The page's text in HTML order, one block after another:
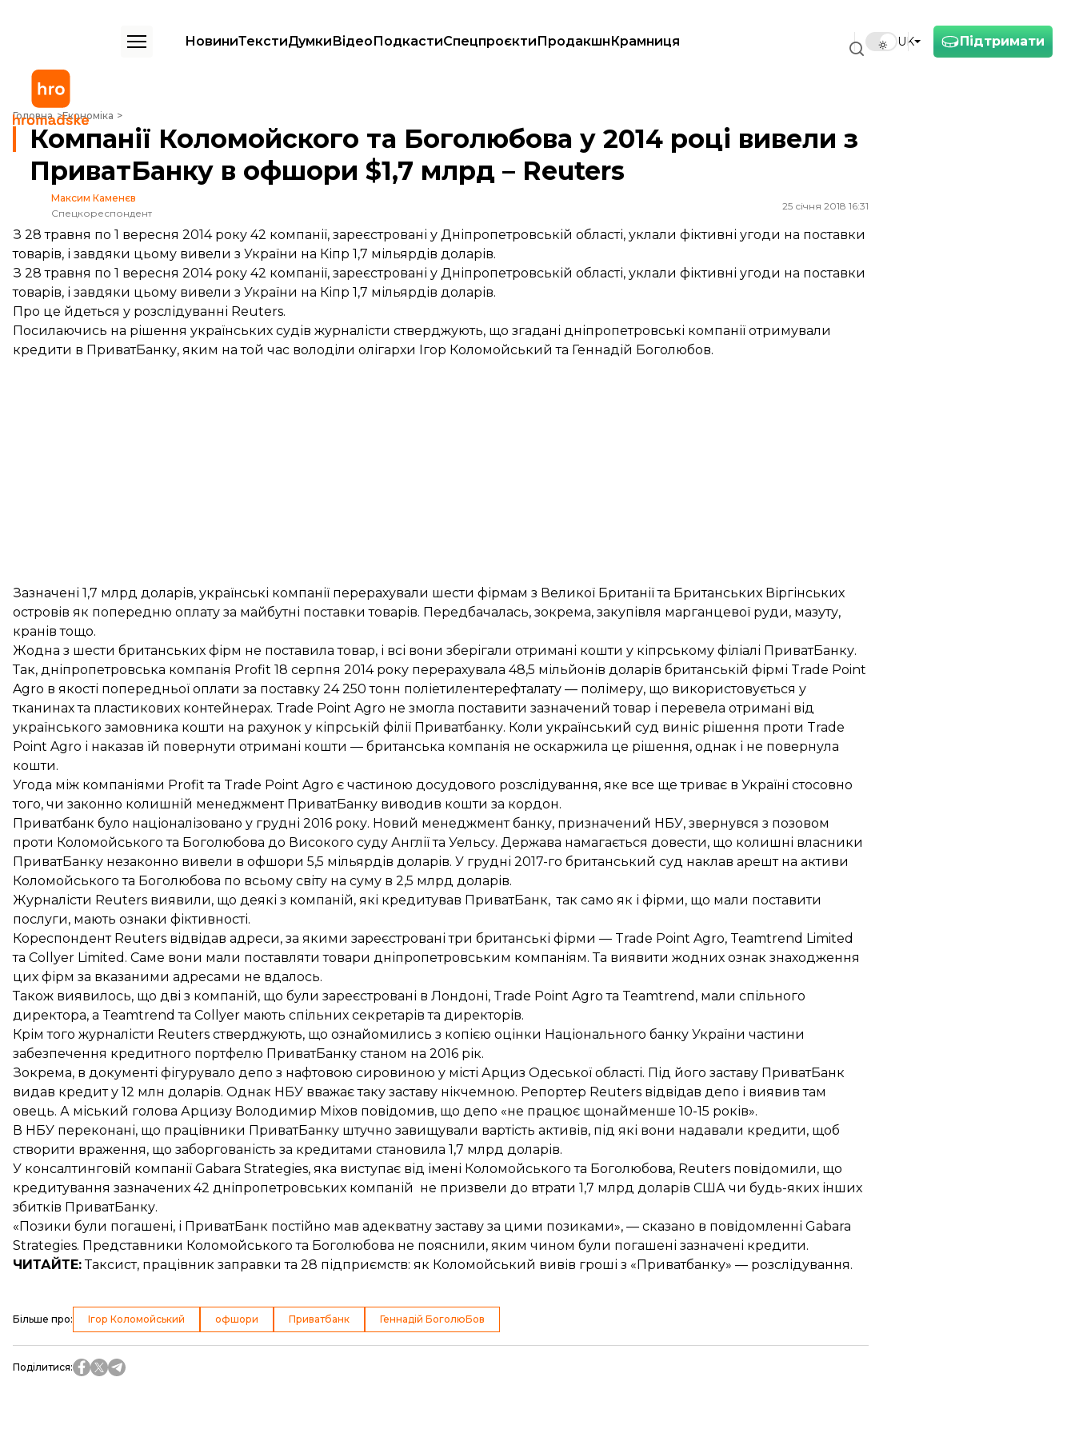
Підтримати
UK
НовиниТекстиДумкиВідеоПодкастиСпецпроєктиПродакшнКрамниця
Головна Економіка
Компанії Коломойского та Боголюбова у 2014 році вивели з ПриватБанку в офшори $1,7 млрд – Reuters
Компанії Коломойского та Боголюбова у 2014 році вивели з
ПриватБанку в офшори $1,7 млрд – Reuters
Максим Каменєв
Спецкореспондент
25 січня 2018 16:31
З 28 травня по 1 вересня 2014 року 42 компанії, зареєстровані у Дніпропетровській області, уклали фіктивні угоди на поставки
товарів, і завдяки цьому вивели з України на Кіпр 1,7 мільярдів доларів.
З 28 травня по 1 вересня 2014 року 42 компанії, зареєстровані у Дніпропетровській області, уклали фіктивні угоди на поставки
товарів, і завдяки цьому вивели з України на Кіпр 1,7 мільярдів доларів.
Про це йдеться у розслідуванні Reuters.
Посилаючись на рішення українських судів журналісти стверджують, що згадані дніпропетровські компанії отримували
кредити в ПриватБанку, яким на той час володіли олігархи Ігор Коломойський та Геннадій Боголюбов.
Зазначені 1,7 млрд доларів, українські компанії перерахували шести фірмам з Великої Британії та Британських Віргінських
островів як попередню оплату за майбутні поставки товарів. Передбачалась, зокрема, закупівля марганцевої руди, мазуту,
кранів тощо.
Жодна з шести британських фірм не поставила товар, і всі вони зберігали отримані кошти у кіпрському філіалі ПриватБанку.
Так, дніпропетровська компанія Profit 18 серпня 2014 року перерахувала 48,5 мільйонів доларів британській фірмі Trade Point
Agro в якості попередньої оплати за поставку 24 250 тонн поліетилентерефталату — полімеру, що використовується у
тканинах та пластикових контейнерах. Trade Point Agro не змогла поставити зазначений товар і перевела отримані від
українського замовника кошти на рахунок у кіпрській філії Приватбанку. Коли український суд виніс рішення проти Trade
Point Agro і наказав їй повернути отримані кошти — британська компанія не оскаржила це рішення, однак і не повернула
кошти.
Угода між компаніями Profit та Trade Point Agro є частиною досудового розслідування, яке все ще триває в Україні стосовно
того, чи законно колишній менеджмент ПриватБанку виводив кошти за кордон.
Приватбанк було націоналізовано у грудні 2016 року. Новий менеджмент банку, призначений НБУ, звернувся з позовом
проти Коломойського та Боголюбова до Високого суду Англії та Уельсу. Держава намагається довести, що колишні власники
ПриватБанку незаконно вивели в офшори 5,5 мільярдів доларів. У грудні 2017-го британський суд наклав арешт на активи
Коломойського та Боголюбова по всьому світу на суму в 2,5 млрд доларів.
Журналісти Reuters виявили, що деякі з компаній, які кредитував ПриватБанк, так само як і фірми, що мали поставити
послуги, мають ознаки фіктивності.
Кореспондент Reuters відвідав адреси, за якими зареєстровані три британські фірми — Trade Point Agro, Teamtrend Limited
та Collyer Limited. Саме вони мали поставляти товари дніпропетровським компаніям. Та виявити жодних ознак знаходження
цих фірм за вказаними адресами не вдалось.
Також виявилось, що дві з компаній, що були зареєстровані в Лондоні, Trade Point Agro та Teamtrend, мали спільного
директора, а Teamtrend та Collyer мають спільних секретарів та директорів.
Крім того журналісти Reuters стверджують, що ознайомились з копією оцінки Національного банку України частини
забезпечення кредитного портфелю ПриватБанку станом на 2016 рік.
Зокрема, в документі фігурувало депо з нафтовою сировиною у місті Арциз Одеської області. Під його заставу ПриватБанк
видав кредит у 12 млн доларів. Однак НБУ вважає таку заставу нікчемною. Репортер Reuters відвідав депо і виявив там
овець. А міський голова Арцизу Володимир Міхов повідомив, що депо «не працює щонайменше 10-15 років».
В НБУ переконані, що працівники ПриватБанку штучно завищували вартість активів, під які вони надавали кредити, щоб
створити враження, що заборгованість за кредитами становила 1,7 млрд доларів.
У консалтинговій компанії Gabara Strategies, яка виступає від імені Коломойського та Боголюбова, Reuters повідомили, що
кредитування зазначених 42 дніпропетровських компаній не призвели до втрати 1,7 млрд доларів США чи будь-яких інших
збитків ПриватБанку.
«Позики були погашені, і ПриватБанк постійно мав адекватну заставу за цими позиками», — сказано в повідомленні Gabara
Strategies. Представники Коломойського та Боголюбова не пояснили, яким чином були погашені зазначені кредити.
ЧИТАЙТЕ:Таксист, працівник заправки та 28 підприємств: як Коломойський вивів гроші з «Приватбанку» — розслідування.
Більше про: Ігор Коломойський офшори Приватбанк Геннадій БоголюБов
Поділитися: